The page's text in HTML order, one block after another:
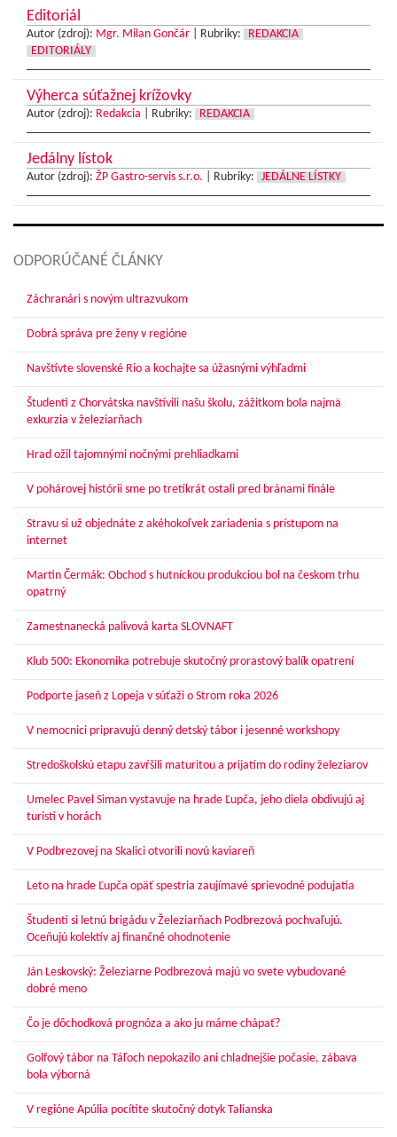
Editoriál
Autor (zdroj): Mgr. Milan Gončár Rubriky:
REDAKCIA
EDITORIÁLY
Výherca súťažnej krížovky
Autor (zdroj): Redakcia Rubriky: REDAKCIA
Jedálny lístok
Autor (zdroj): ŽP Gastro-servis s.r.o. Rubriky: JEDÁLNE LÍSTKY
ODPORÚČANÉ ČLÁNKY
Záchranári s novým ultrazvukom
Dobrá správa pre ženy v regióne
Navštívte slovenské Rio a kochajte sa úžasnými výhľadmi
Študenti z Chorvátska navštívili našu školu, zážitkom bola najmä
exkurzia v železiarňach
Hrad ožil tajomnými nočnými prehliadkami
V pohárovej histórii sme po tretíkrát ostali pred bránami finále
Stravu si už objednáte z akéhokoľvek zariadenia s prístupom na
internet
Martin Čermák: Obchod s hutníckou produkciou bol na českom trhu
opatrný
Zamestnanecká palivová karta SLOVNAFT
Klub 500: Ekonomika potrebuje skutočný prorastový balík opatrení
Podporte jaseň z Lopeja v súťaži o Strom roka 2026
V nemocnici pripravujú denný detský tábor i jesenné workshopy
Stredoškolskú etapu zavŕšili maturitou a prijatím do rodiny železiarov
Umelec Pavel Siman vystavuje na hrade Ľupča, jeho diela obdivujú aj
turisti v horách
V Podbrezovej na Skalici otvorili novú kaviareň
Leto na hrade Ľupča opäť spestria zaujímavé sprievodné podujatia
Študenti si letnú brigádu v Železiarňach Podbrezová pochvaľujú.
Oceňujú kolektív aj finančné ohodnotenie
Ján Leskovský: Železiarne Podbrezová majú vo svete vybudované
dobré meno
Čo je dôchodková prognóza a ako ju máme chápať?
Golfový tábor na Táľoch nepokazilo ani chladnejšie počasie, zábava
bola výborná
V regióne Apúlia pocítite skutočný dotyk Talianska